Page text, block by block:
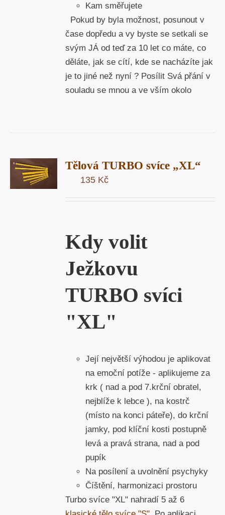
Kam směřujete
Pokud by byla možnost, posunout v
čase dopředu a vy byste se setkali se
svým JÁ od teď za 10 let co máte, co
děláte, jak se cítí, kde se nacházíte jak
je to jiné než nyní ? Posílit Svá přání v
souladu se mnou a ve vším okolo
Tělová TURBO svíce „XL“
135 Kč
Kdy volit
Ježkovu
TURBO svíci
"XL"
Její největší výhodou je aplikovat
na emoční potíže - aplikujeme za
krk ( nad a pod 7.krční obratel,
nejblíže k lebce ), na kostrč
(místo na konci páteře), do krční
jamky, pod klíční kosti postupně
levá a pravá strana, nad a pod
pupík
Na posílení a uvolnění psychyky
Číštění, harmonizaci prostoru
Turbo svíce "XL" nahradí 5 až 6